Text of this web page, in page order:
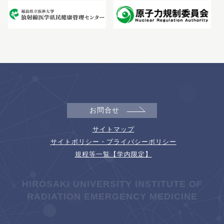
お問合せ
サイトマップ
サイトポリシー・プライバシーポリシー
規程等一覧【学内限定】
HIROSAKI UNIVERSITY INSTITUTE OF
RADIATION EMERGENCY MEDICINE